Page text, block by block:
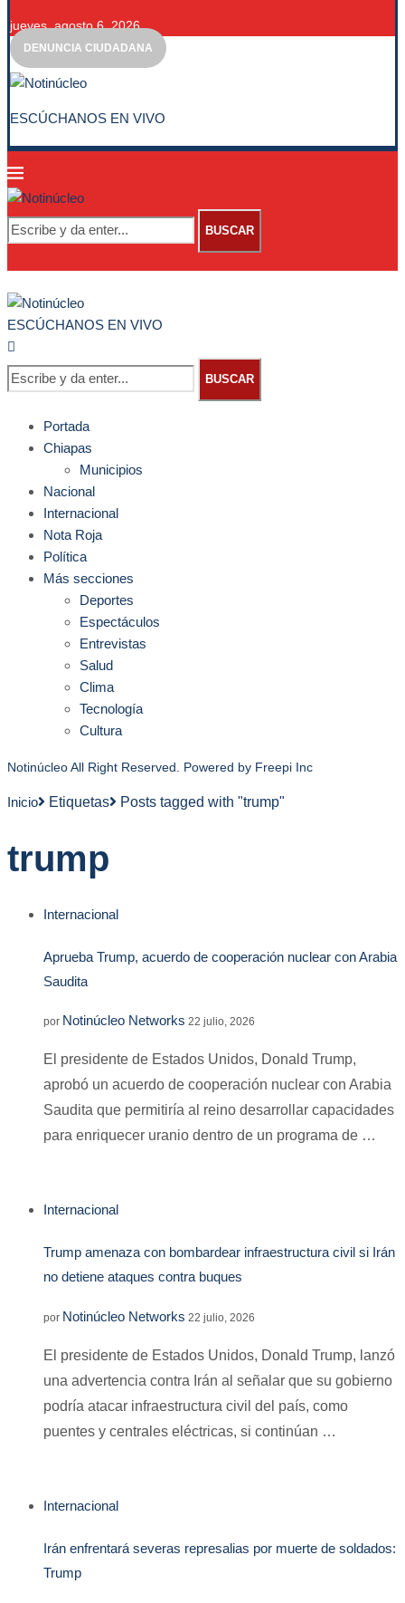
jueves, agosto 6, 2026
DENUNCIA CIUDADANA
ESCÚCHANOS EN VIVO
BUSCAR
ESCÚCHANOS EN VIVO
BUSCAR
Portada
Chiapas
Municipios
Nacional
Internacional
Nota Roja
Política
Más secciones
Deportes
Espectáculos
Entrevistas
Salud
Clima
Tecnología
Cultura
Notinúcleo All Right Reserved. Powered by Freepi Inc
Inicio Etiquetas Posts tagged with "trump"
trump
Internacional
Aprueba Trump, acuerdo de cooperación nuclear con Arabia
Saudita
por Notinúcleo Networks 22 julio, 2026
El presidente de Estados Unidos, Donald Trump,
aprobó un acuerdo de cooperación nuclear con Arabia
Saudita que permitiría al reino desarrollar capacidades
para enriquecer uranio dentro de un programa de …
Internacional
Trump amenaza con bombardear infraestructura civil si Irán
no detiene ataques contra buques
por Notinúcleo Networks 22 julio, 2026
El presidente de Estados Unidos, Donald Trump, lanzó
una advertencia contra Irán al señalar que su gobierno
podría atacar infraestructura civil del país, como
puentes y centrales eléctricas, si continúan …
Internacional
Irán enfrentará severas represalias por muerte de soldados:
Trump